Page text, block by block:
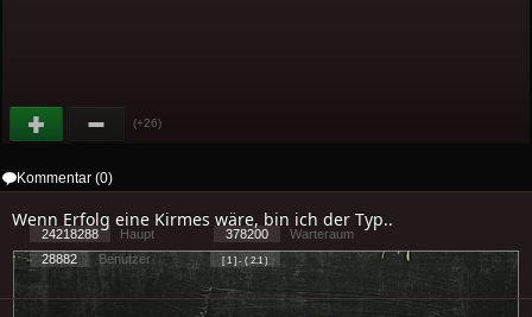
(+26)
Kommentar (0)
Wenn Erfolg eine Kirmes wäre, bin ich der Typ..
24218288 Haupt 378200
Warteraum
28882
Benutzer [ 1 ] - ( 2.1 )